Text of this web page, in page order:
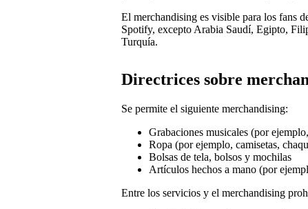
El merchandising es visible para los fans
Spotify, excepto Arabia Saudí, Egipto,
Turquía.
Directrices sobre
Se permite el siguiente merchandising:
Grabaciones musicales (por
Ropa (por ejemplo, camisetas,
Bolsas de tela, bolsos y mochilas
Artículos hechos a mano (por
Entre los servicios y el merchandising